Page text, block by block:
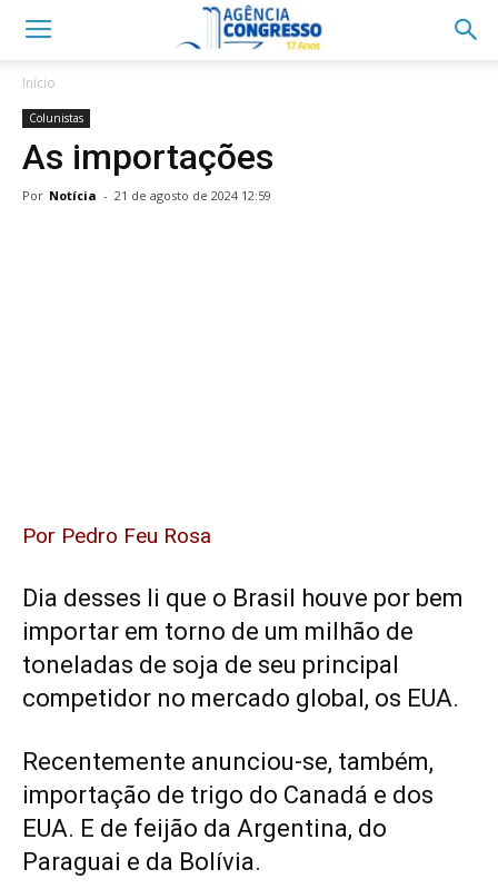
Início
Colunistas
As importações
Por Notícia - 21 de agosto de 2024 12:59
Por Pedro Feu Rosa
Dia desses li que o Brasil houve por bem
importar em torno de um milhão de
toneladas de soja de seu principal
competidor no mercado global, os EUA.
Recentemente anunciou-se, também,
importação de trigo do Canadá e dos
EUA. E de feijão da Argentina, do
Paraguai e da Bolívia.